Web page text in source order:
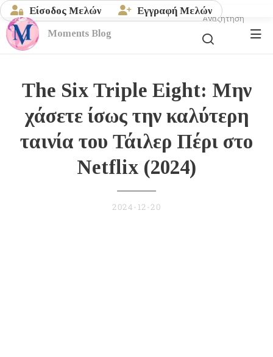
Είσοδος Μελών Εγγραφή Μελών
Moments Blog
Αναζήτηση
The Six Triple Eight: Μην
χάσετε ίσως την καλύτερη
ταινία του Τάιλερ Πέρι στο
Netflix (2024)
2024-12-20